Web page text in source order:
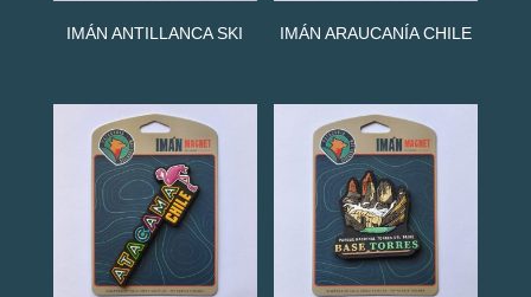
IMÁN ANTILLANCA SKI IMÁN ARAUCANÍA CHILE